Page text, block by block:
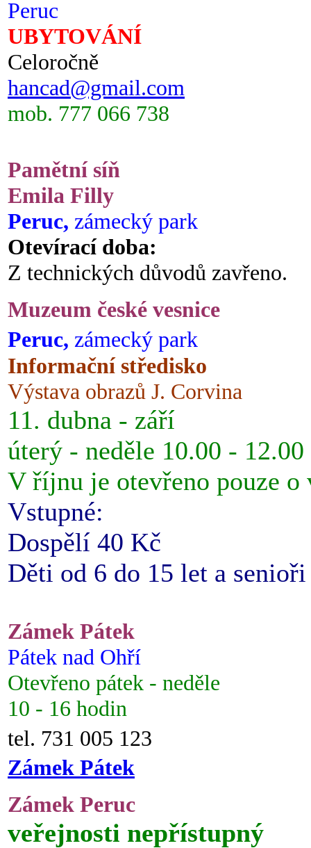
Peruc
UBYTOVÁNÍ
Celoročně
hancad@gmail.com
mob. 777 066 738
Pamětní síň
Emila Filly
Peruc, zámecký park
Otevírací doba:
Z technických důvodů zavřeno.
Muzeum české vesnice
Peruc, zámecký park
Informační středisko
Výstava obrazů J. Corvina
11. dubna - září
úterý - neděle 10.00 -
V říjnu je otevřeno pouze o
Vstupné:
Dospělí 40 Kč
Děti od 6 do 15 let a
Zámek Pátek
Pátek nad Ohří
Otevřeno pátek - neděle
10 - 16 hodin
tel. 731 005 123
Zámek Pátek
Zámek Peruc
veřejnosti nepřístupný